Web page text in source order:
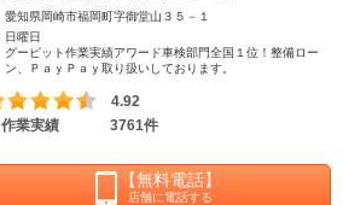
愛知県岡崎市福岡町字御堂山３５－１
日曜日
グーピット作業実績アワード車検部門全国１位！整備ロー
ン、ＰａｙＰａｙ取り扱いしております。
4.92
作業実績
3761件
【無料電話】
店舗に電話する